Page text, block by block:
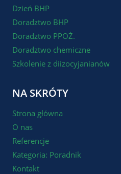
Dzień BHP
Doradztwo BHP
Doradztwo PPOŻ.
Doradztwo chemiczne
Szkolenie z diizocyjanianów
NA SKRÓTY
Strona główna
O nas
Referencje
Kategoria: Poradnik
Kontakt